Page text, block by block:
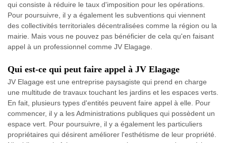
qui consiste à réduire le taux d'imposition pour les opérations.
Pour poursuivre, il y a également les subventions qui viennent
des collectivités territoriales décentralisées comme la région ou la
mairie. Mais vous ne pouvez pas bénéficier de cela qu'en faisant
appel à un professionnel comme JV Elagage.
Qui est-ce qui peut faire appel à JV Elagage
JV Elagage est une entreprise paysagiste qui prend en charge
une multitude de travaux touchant les jardins et les espaces verts.
En fait, plusieurs types d'entités peuvent faire appel à elle. Pour
commencer, il y a les Administrations publiques qui possèdent un
espace vert. Pour poursuivre, il y a également les particuliers
propriétaires qui désirent améliorer l'esthétisme de leur propriété.